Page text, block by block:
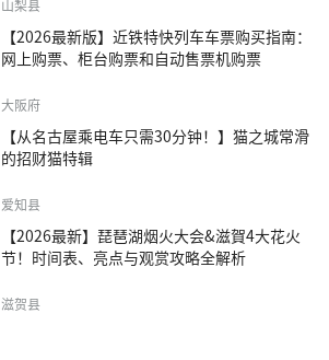
山梨县
【2026最新版】近铁特快列车车票购买指南：
网上购票、柜台购票和自动售票机购票
大阪府
【从名古屋乘电车只需30分钟！】猫之城常滑
的招财猫特辑
爱知县
【2026最新】琵琶湖烟火大会&滋賀4大花火
节！时间表、亮点与观赏攻略全解析
滋贺县